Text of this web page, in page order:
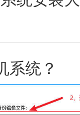
统？